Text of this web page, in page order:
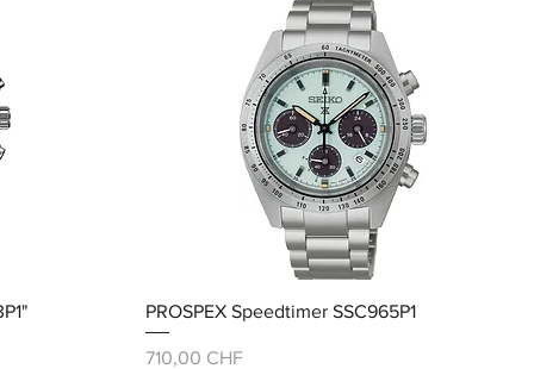
PROSPEX Speedtimer SSC965P1
Prix
710,00 CHF